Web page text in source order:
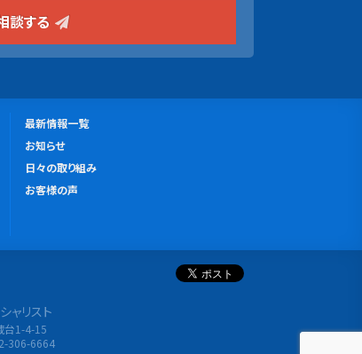
談する
更
新
情
報
最新情報一覧
お知らせ
日々の取り組み
お客様の声
ャリスト
台1-4-15
306-6664